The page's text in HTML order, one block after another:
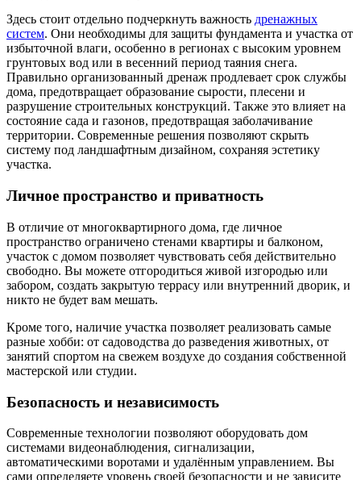
Здесь стоит отдельно подчеркнуть важность дренажных
систем. Они необходимы для защиты фундамента и участка от
избыточной влаги, особенно в регионах с высоким уровнем
грунтовых вод или в весенний период таяния снега.
Правильно организованный дренаж продлевает срок службы
дома, предотвращает образование сырости, плесени и
разрушение строительных конструкций. Также это влияет на
состояние сада и газонов, предотвращая заболачивание
территории. Современные решения позволяют скрыть
систему под ландшафтным дизайном, сохраняя эстетику
участка.
Личное пространство и приватность
В отличие от многоквартирного дома, где личное
пространство ограничено стенами квартиры и балконом,
участок с домом позволяет чувствовать себя действительно
свободно. Вы можете отгородиться живой изгородью или
забором, создать закрытую террасу или внутренний дворик, и
никто не будет вам мешать.
Кроме того, наличие участка позволяет реализовать самые
разные хобби: от садоводства до разведения животных, от
занятий спортом на свежем воздухе до создания собственной
мастерской или студии.
Безопасность и независимость
Современные технологии позволяют оборудовать дом
системами видеонаблюдения, сигнализации,
автоматическими воротами и удалённым управлением. Вы
сами определяете уровень своей безопасности и не зависите